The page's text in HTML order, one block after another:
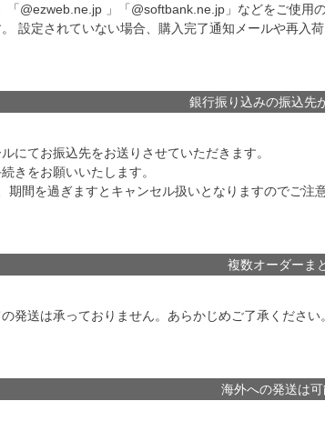
@ezweb.ne.jp 」「@softbank.ne.jp」などをご使
設定されていない場合、購入完了通知メールや再入
銀行振り込みの振込先
にてお振込先をお送りさせていただきます。
きをお願いいたします。
間を過ぎますとキャンセル扱いとなりますのでご注意
複数オーダーま
発送は承っておりません。あらかじめご了承ください。
海外への発送は可